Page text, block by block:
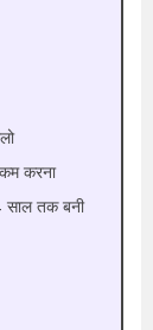
करना
साल तक बनी